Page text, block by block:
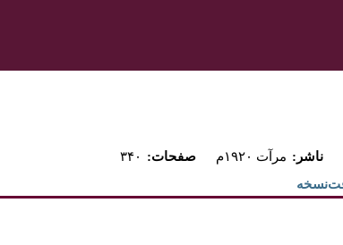
۳۴۰ :صفحات مرآت ۱۹۲۰م :ناشر